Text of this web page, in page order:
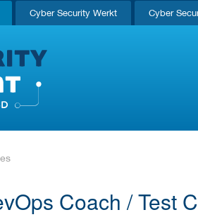
Cyber Security Werkt Cyber
Coach / Test